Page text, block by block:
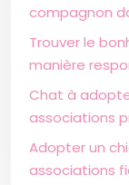
compagnon
Trouver le
manière
Chat à
associations
Adopter un
associations